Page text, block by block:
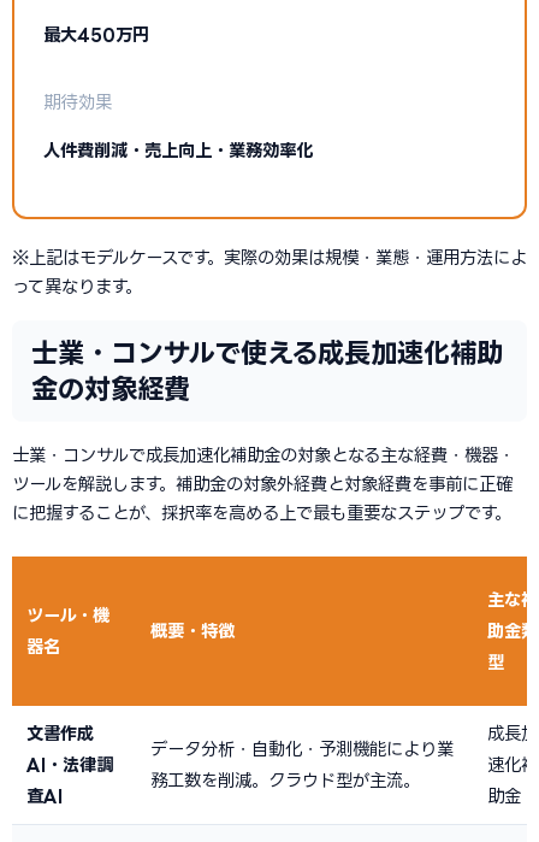
最大450万円
期待効果
人件費削減・売上向上・業務効率化
※上記はモデルケースです。実際の効果は規模・業態・運用方法によ
って異なります。
士業・コンサルで使える成長加速化補助
金の対象経費
士業・コンサルで成長加速化補助金の対象となる主な経費・機器・
ツールを解説します。補助金の対象外経費と対象経費を事前に正確
に把握することが、採択率を高める上で最も重要なステップです。
ツール・機
器名
概要・特徴
主な補
助金類
型
文書作成
AI・法律調
査AI
データ分析・自動化・予測機能により業
務工数を削減。クラウド型が主流。
成長加
速化補
助金